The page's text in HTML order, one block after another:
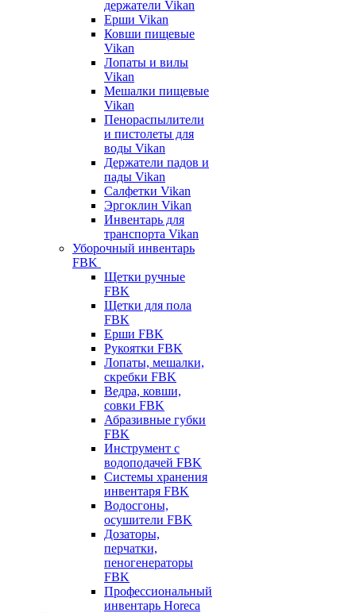
держатели Vikan
Ерши Vikan
Ковши пищевые
Vikan
Лопаты и вилы
Vikan
Мешалки пищевые
Vikan
Пенораспылители
и пистолеты для
воды Vikan
Держатели падов и
пады Vikan
Салфетки Vikan
Эргоклин Vikan
Инвентарь для
транспорта Vikan
Уборочный инвентарь
FBK
Щетки ручные
FBK
Щетки для пола
FBK
Ерши FBK
Рукоятки FBK
Лопаты, мешалки,
скребки FBK
Ведра, ковши,
совки FBK
Абразивные губки
FBK
Инструмент с
водоподачей FBK
Системы хранения
инвентаря FBK
Водосгоны,
осушители FBK
Дозаторы,
перчатки,
пеногенераторы
FBK
Профессиональный
инвентарь Horeca